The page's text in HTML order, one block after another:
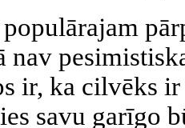
nav
ir, ka cilvēks
savu garīgo